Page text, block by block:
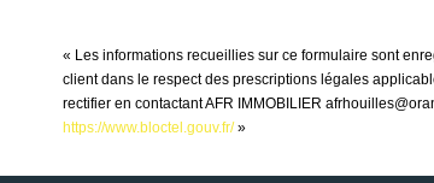
« Les informations recueillies sur ce formulaire sont
client dans le respect des prescriptions légales
rectifier en contactant AFR IMMOBILIER
https://www.bloctel.gouv.fr/»